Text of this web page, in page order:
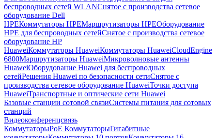
беспроводных сетей WLANСнятое с производства сетевое
оборудование Dell
HPEКоммутаторы HPEМаршрутизаторы HPEОборудование
HPE для беспроводных сетейСнятое с производства сетевое
оборудование HP
HuaweiКоммутаторы HuaweiКоммутаторы HuaweiCloudEngine
6800Маршрутизаторы HuaweiМикроволновые антенны
HuaweiОборудование Huawei для беспроводных
сетейРешения Huawei по безопасности сетиСнятое с
производства сетевое оборудование HuaweiТочки доступа
HuaweiТранспортные и оптические сети Huawei
Базовые станции сотовой связиСистемы питания для сотовых
станций
Видеоконференцсвязь
КоммутаторыPoE КоммутаторыГигабитные